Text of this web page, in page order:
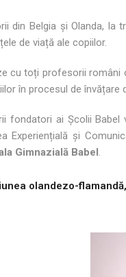
din Belgia și Olanda, la
de viață ale copiilor.
cu toți profesorii
în procesul de învățare
fondatori ai Școlii
Experiențială și
Gimnazială Babel.
olandezo-